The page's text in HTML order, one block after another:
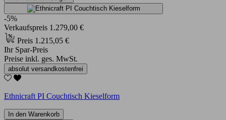
-5%
Verkaufspreis 1.279,00 €
Preis 1.215,05 €
Ihr Spar-Preis
Preise inkl. ges. MwSt.
absolut versandkostenfrei
Ethnicraft PI Couchtisch Kieselform
In den Warenkorb